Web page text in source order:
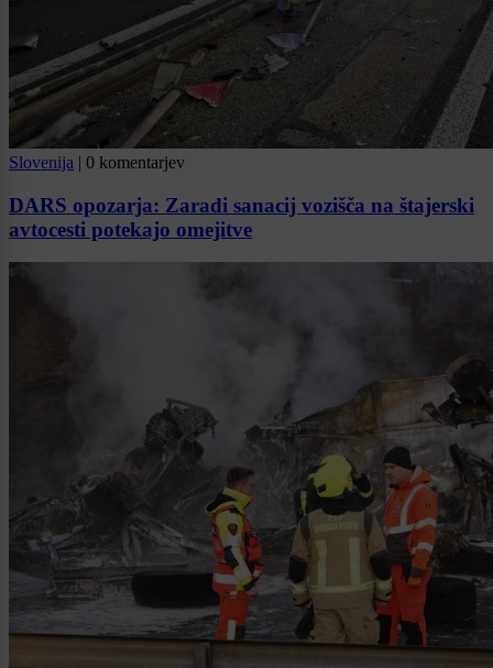
Slovenija | 0 komentarjev
DARS opozarja: Zaradi sanacij vozišča na štajerski
avtocesti potekajo omejitve